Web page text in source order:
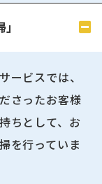
ービスでは、
さったお客様
ちとして、お
を行っていま